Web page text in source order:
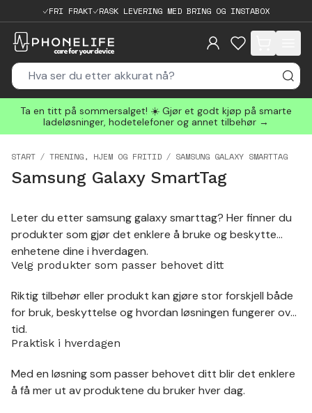
FRI FRAKT RASK LEVERING MED BRING OG INSTABOX
items in cart,
Ta en titt på sommersalget! ☀️ Gjør et godt kjøp på smarte
ladeløsninger, hodetelefoner og annet tilbehør →
START TRENING, HJEM OG FRITID SAMSUNG GALAXY SMARTTAG
Samsung Galaxy SmartTag
Leter du etter samsung galaxy smarttag? Her finner du
produkter som gjør det enklere å bruke og beskytte
enhetene dine i hverdagen.
Velg produkter som passer behovet ditt
Riktig tilbehør eller produkt kan gjøre stor forskjell både
for bruk, beskyttelse og hvordan løsningen fungerer over
tid.
Praktisk i hverdagen
Med en løsning som passer behovet ditt blir det enklere
å få mer ut av produktene du bruker hver dag.